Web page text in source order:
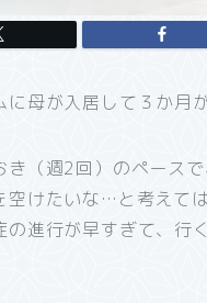
に母が入居して３か月
き（週2回）のペース
空けたいな…と考えては
の進行が早すぎて、行